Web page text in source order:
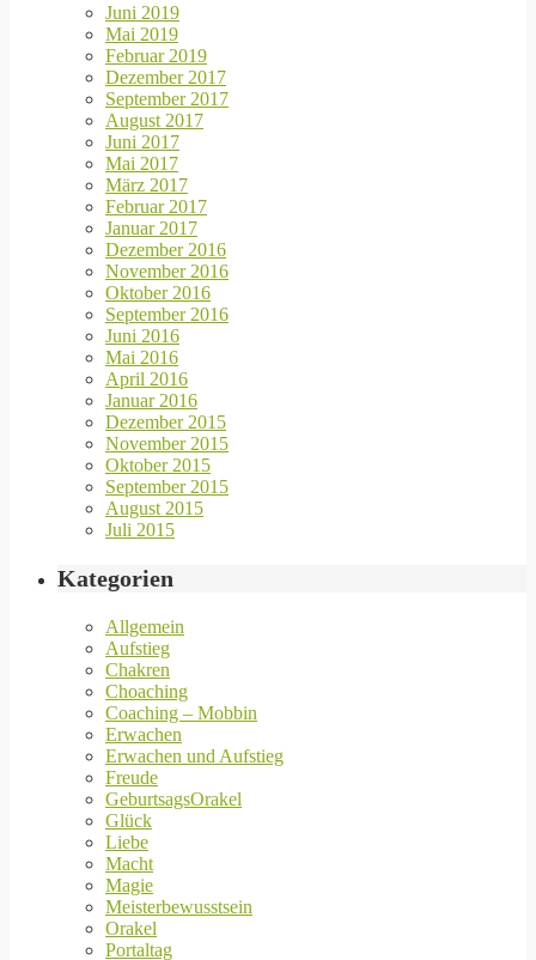
Juni 2019
Mai 2019
Februar 2019
Dezember 2017
September 2017
August 2017
Juni 2017
Mai 2017
März 2017
Februar 2017
Januar 2017
Dezember 2016
November 2016
Oktober 2016
September 2016
Juni 2016
Mai 2016
April 2016
Januar 2016
Dezember 2015
November 2015
Oktober 2015
September 2015
August 2015
Juli 2015
Kategorien
Allgemein
Aufstieg
Chakren
Choaching
Coaching – Mobbin
Erwachen
Erwachen und Aufstieg
Freude
GeburtsagsOrakel
Glück
Liebe
Macht
Magie
Meisterbewusstsein
Orakel
Portaltag